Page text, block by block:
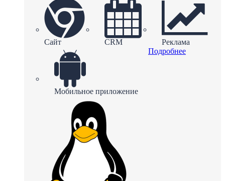
Сайт CRM Реклама
Мобильное приложение
Подробнее